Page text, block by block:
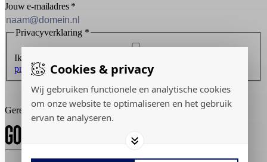
Cookies & privacy
Wij gebruiken functionele en analytische cookies
om onze website te optimaliseren en het gebruik
ervan te analyseren.
Jouw e-mailadres *
Privacyverklaring *
Ik ontvang graag de nieuwsbrief en ga akkoord met de
privacyverklaring.
Inschrijven
Gerealiseerd door: